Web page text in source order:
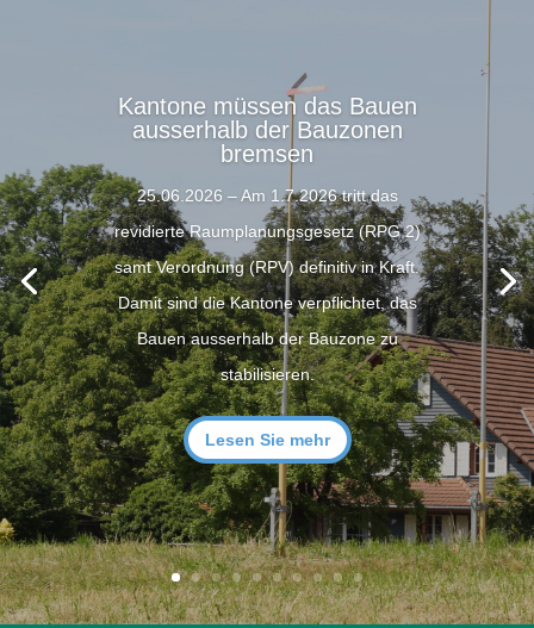
Kantone müssen das Bauen
ausserhalb der Bauzonen
bremsen
25.06.2026 – Am 1.7.2026 tritt das
revidierte Raumplanungsgesetz (RPG 2)
samt Verordnung (RPV) definitiv in Kraft.
Damit sind die Kantone verpflichtet, das
Bauen ausserhalb der Bauzone zu
stabilisieren.
Lesen Sie mehr